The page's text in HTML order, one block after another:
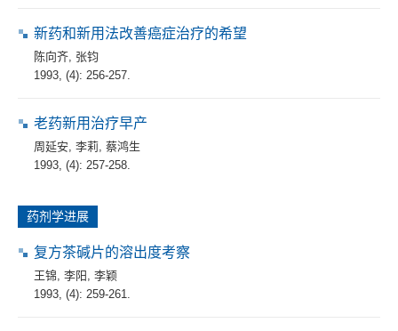
新药和新用法改善癌症治疗的希望
陈向齐 张钧
1993, (4): 256-257.
老药新用治疗早产
周延安 李莉 蔡鸿生
1993, (4): 257-258.
药剂学进展
复方茶碱片的溶出度考察
王锦 李阳
李颖
1993, (4): 259-261.